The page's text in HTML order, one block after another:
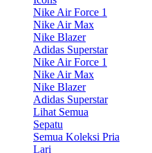
Nike Air Force 1
Nike Air Max
Nike Blazer
Adidas Superstar
Nike Air Force 1
Nike Air Max
Nike Blazer
Adidas Superstar
Lihat Semua
Sepatu
Semua Koleksi Pria
Lari